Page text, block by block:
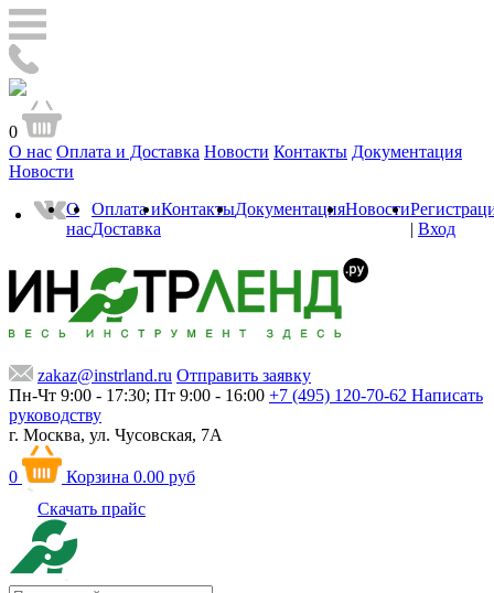
0
О нас Оплата и Доставка Новости Контакты Документация
Новости
О
нас
Оплата и
Доставка
КонтактыДокументацияНовости
| Вход
zakaz@instrland.ru Отправить заявку
Пн-Чт 9:00 - 17:30; Пт 9:00 - 16:00 +7 (495) 120-70-62 Написать
руководству
г. Москва, ул. Чусовская, 7А
0 Корзина 0.00 руб
Скачать прайс